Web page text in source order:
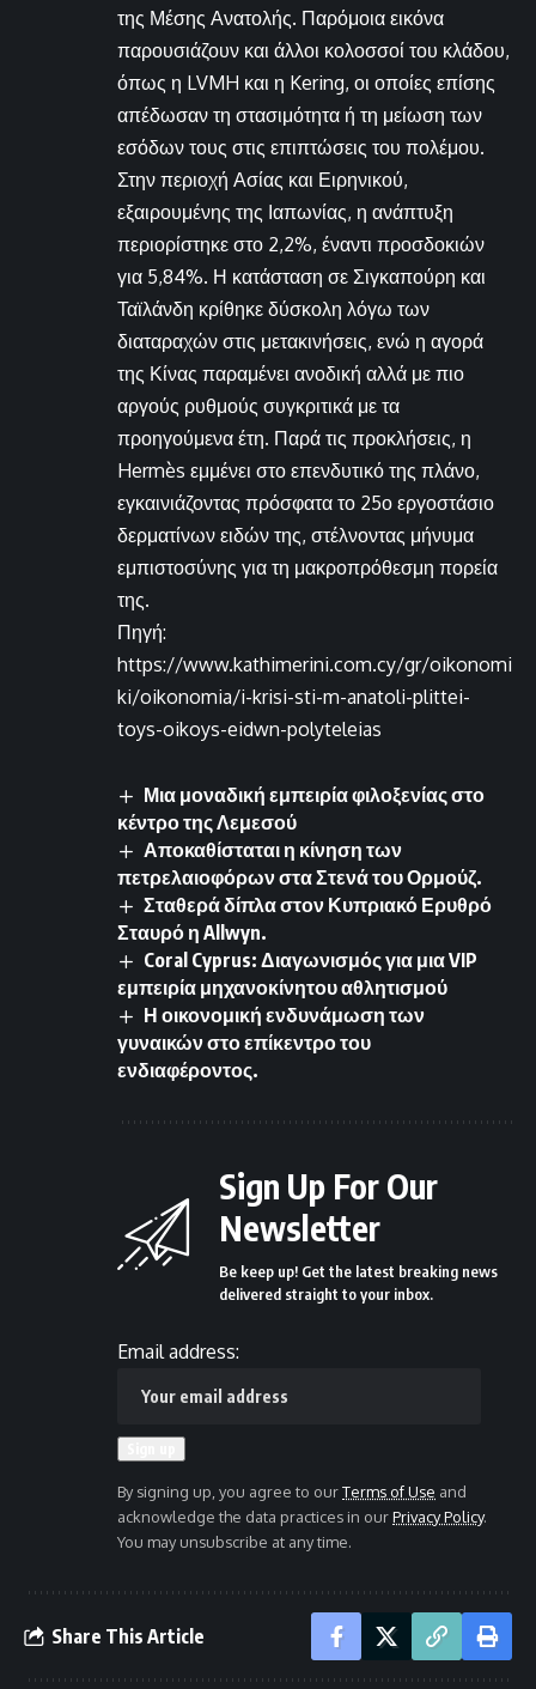
της Μέσης Ανατολής. Παρόμοια εικόνα
παρουσιάζουν και άλλοι κολοσσοί του κλάδου,
όπως η LVMH και η Kering, οι οποίες επίσης
απέδωσαν τη στασιμότητα ή τη μείωση των
εσόδων τους στις επιπτώσεις του πολέμου.
Στην περιοχή Ασίας και Ειρηνικού,
εξαιρουμένης της Ιαπωνίας, η ανάπτυξη
περιορίστηκε στο 2,2%, έναντι προσδοκιών
για 5,84%. Η κατάσταση σε Σιγκαπούρη και
Ταϊλάνδη κρίθηκε δύσκολη λόγω των
διαταραχών στις μετακινήσεις, ενώ η αγορά
της Κίνας παραμένει ανοδική αλλά με πιο
αργούς ρυθμούς συγκριτικά με τα
προηγούμενα έτη. Παρά τις προκλήσεις, η
Hermès εμμένει στο επενδυτικό της πλάνο,
εγκαινιάζοντας πρόσφατα το 25ο εργοστάσιο
δερματίνων ειδών της, στέλνοντας μήνυμα
εμπιστοσύνης για τη μακροπρόθεσμη πορεία
της.
Πηγή:
https://www.kathimerini.com.cy/gr/oikonomi
ki/oikonomia/i-krisi-sti-m-anatoli-plittei-
toys-oikoys-eidwn-polyteleias
Μια μοναδική εμπειρία φιλοξενίας στο
κέντρο της Λεμεσού
Αποκαθίσταται η κίνηση των
πετρελαιοφόρων στα Στενά του Ορμούζ.
Σταθερά δίπλα στον Κυπριακό Ερυθρό
Σταυρό η Allwyn.
Coral Cyprus: Διαγωνισμός για μια VIP
εμπειρία μηχανοκίνητου αθλητισμού
Η οικονομική ενδυνάμωση των
γυναικών στο επίκεντρο του
ενδιαφέροντος.
Sign Up For Our
Newsletter
Be keep up! Get the latest breaking news
delivered straight to your inbox.
Email address:
By signing up, you agree to ourTerms of Use and
acknowledge the data practices in ourPrivacy Policy.
You may unsubscribe at any time.
Share This Article